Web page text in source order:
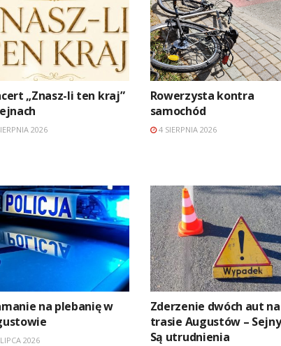
„Znasz-li ten kraj”
2026
Rowerzysta kontra
samochód
4 SIERPNIA 2026
na plebanię w
2026
Zderzenie dwóch aut na
trasie Augustów –
Są utrudnienia